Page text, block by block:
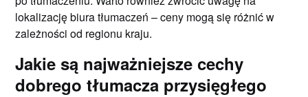
lokalizację biura tłumaczeń – ceny mogą się różnić w
zależności od regionu kraju.
Jakie są najważniejsze cechy
dobrego tłumacza przysięgłego